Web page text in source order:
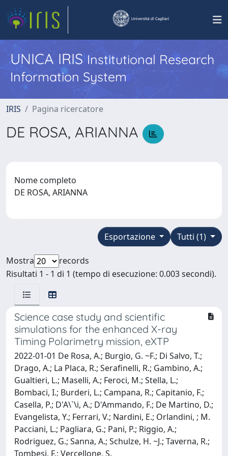
UNICA IRISInstitutional Research
Information System
IRIS Pagina ricercatore
DE ROSA, ARIANNA
Nome completo
DE ROSA, ARIANNA
Tutti (1)
Esportazione
Mostra
records
Risultati 1 - 1 di 1 (tempo di esecuzione: 0.003 secondi).
Science case study and scientific
simulations for the enhanced X-ray
Timing Polarimetry mission, eXTP
2022-01-01 De Rosa, A.; Burgio, G. ~F.; Di Salvo, T.;
Drago, A.; La Placa, R.; Serafinelli, R.; Gambino, A.;
Gualtieri, L.; Maselli, A.; Feroci, M.; Stella, L.;
Bombaci, I.; Burderi, L.; Campana, R.; Capitanio, F.;
Casella, P.; D'A\`\i, A.; D'Ammando, F.; De Martino, D.;
Evangelista, Y.; Ferrari, V.; Nardini, E.; Orlandini, ; M.
Pacciani, L.; Pagliara, G.; Pani, P.; Riggio, A.;
Rodriguez, G.; Sanna, A.; Schulze, H. ~J.; Taverna, R.;
Tombesi, F.; Vercellone, S.